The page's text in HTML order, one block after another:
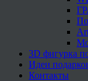
3D фигурка
Идеи
Контакты